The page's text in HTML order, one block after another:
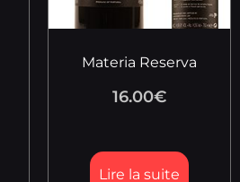
Materia Reserva
16.00€
Lire la suite